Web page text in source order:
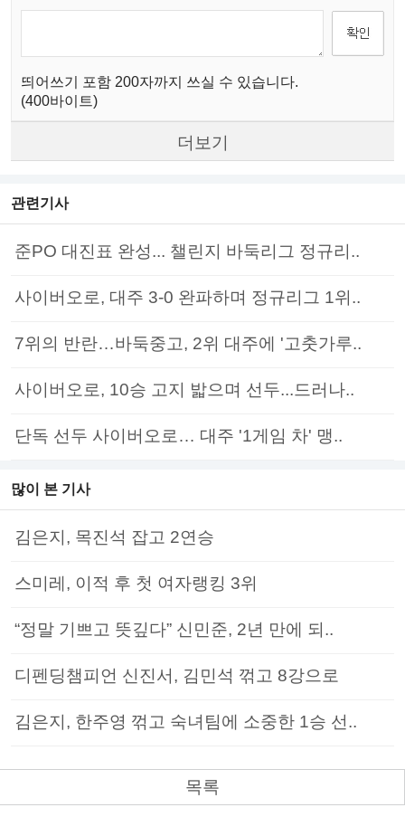
띄어쓰기 포함 200자까지 쓰실 수 있습니다.
(400바이트)
더보기
관련기사
준PO 대진표 완성... 챌린지 바둑리그 정규리..
사이버오로, 대주 3-0 완파하며 정규리그 1위..
7위의 반란…바둑중고, 2위 대주에 '고춧가루..
사이버오로, 10승 고지 밟으며 선두...드러나..
단독 선두 사이버오로… 대주 '1게임 차' 맹..
많이 본 기사
김은지, 목진석 잡고 2연승
스미레, 이적 후 첫 여자랭킹 3위
“정말 기쁘고 뜻깊다” 신민준, 2년 만에 되..
디펜딩챔피언 신진서, 김민석 꺾고 8강으로
김은지, 한주영 꺾고 숙녀팀에 소중한 1승 선..
목록